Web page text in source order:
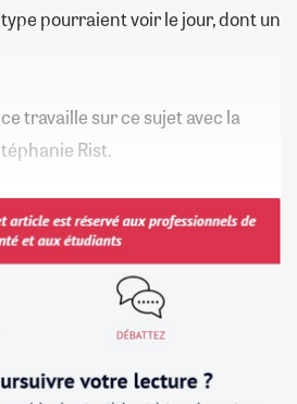
pourraient voir le jour, dont un
travaille sur ce sujet avec la
Rist.